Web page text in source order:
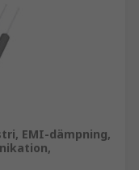
EMI-dämpning,